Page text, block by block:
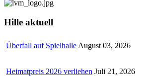
Hille aktuell
Überfall auf Spielhalle August 03, 2026
Heimatpreis 2026 verliehen Juli 21, 2026